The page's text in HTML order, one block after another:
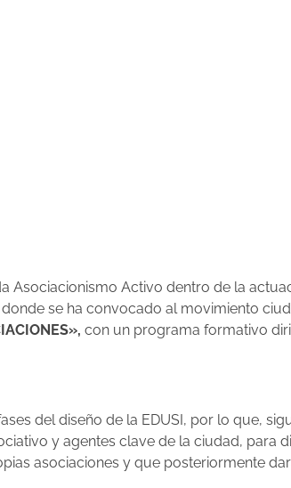
Asociacionismo Activo dentro de la
se ha convocado al movimiento
con un programa formativo
del diseño de la EDUSI, por lo que,
y agentes clave de la ciudad, para
asociaciones y que posteriormente